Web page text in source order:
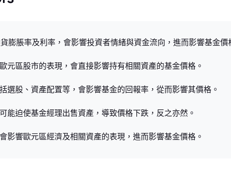
膨脹率及利率，會影響投資者情緒與資金流向，進而影響基金價
元區股市的表現，會直接影響持有相關資產的基金價格。
選股、資產配置等，會影響基金的回報率，從而影響其價格。
能迫使基金經理出售資產，導致價格下跌，反之亦然。
影響歐元區經濟及相關資產的表現，進而影響基金價格。